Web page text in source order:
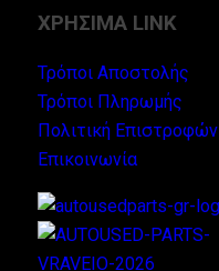
ΧΡΗΣΙΜΑ LINK
Τρόποι Αποστολής
Τρόποι Πληρωμής
Πολιτική Επιστροφών
Επικοινωνία